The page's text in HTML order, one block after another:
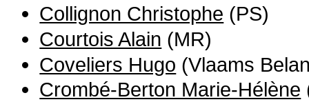
Collignon Christophe (PS)
Courtois Alain (MR)
Coveliers Hugo (Vlaams
Crombé-Berton Marie-Hélène